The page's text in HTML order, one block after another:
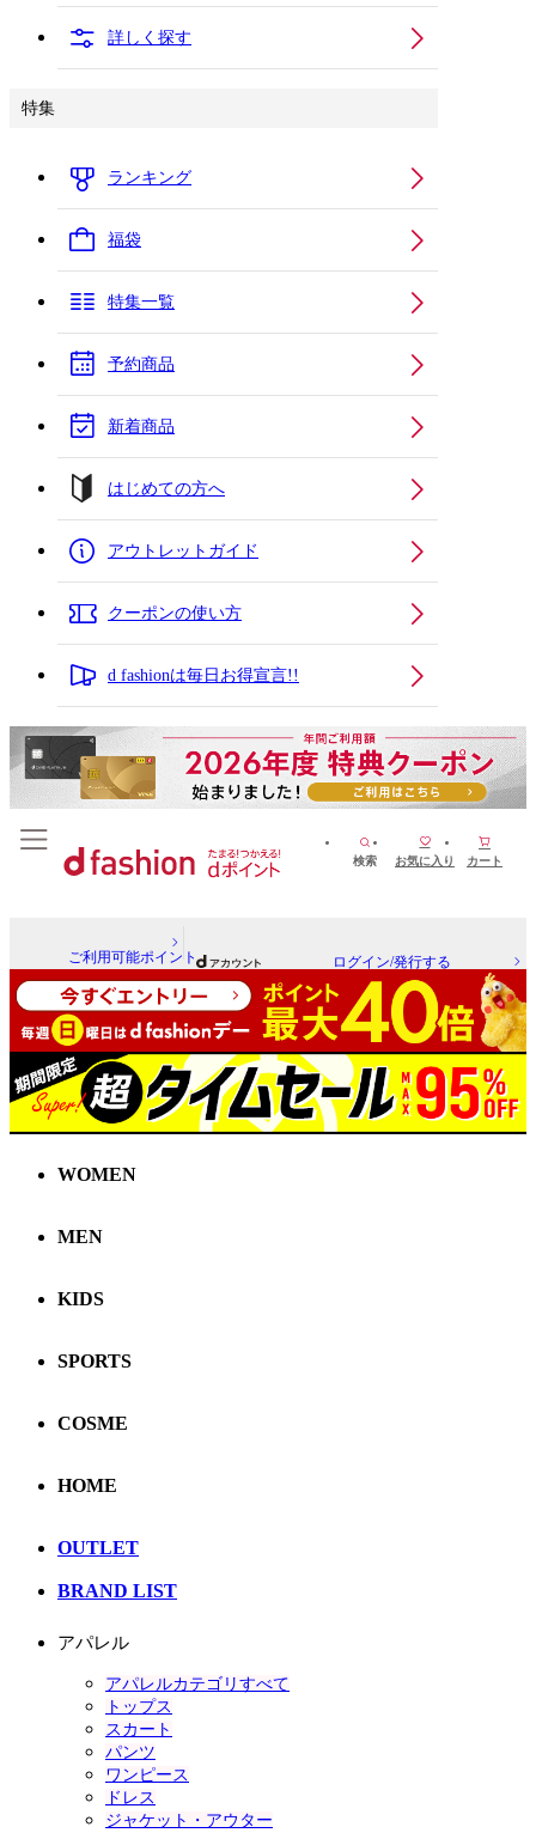
詳しく探す
特集
ランキング
福袋
特集一覧
予約商品
新着商品
はじめての方へ
アウトレットガイド
クーポンの使い方
d fashionは毎日お得宣言!!
検索 お気に入り カート
ご利用可能ポイント ログイン/発行する
WOMEN
MEN
KIDS
SPORTS
COSME
HOME
OUTLET
BRAND LIST
アパレル
アパレルカテゴリすべて
トップス
スカート
パンツ
ワンピース
ドレス
ジャケット・アウター